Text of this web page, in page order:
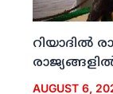
റിയാദില്‍
AUGUST 6,